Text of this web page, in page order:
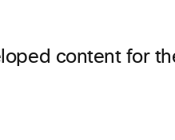
content for